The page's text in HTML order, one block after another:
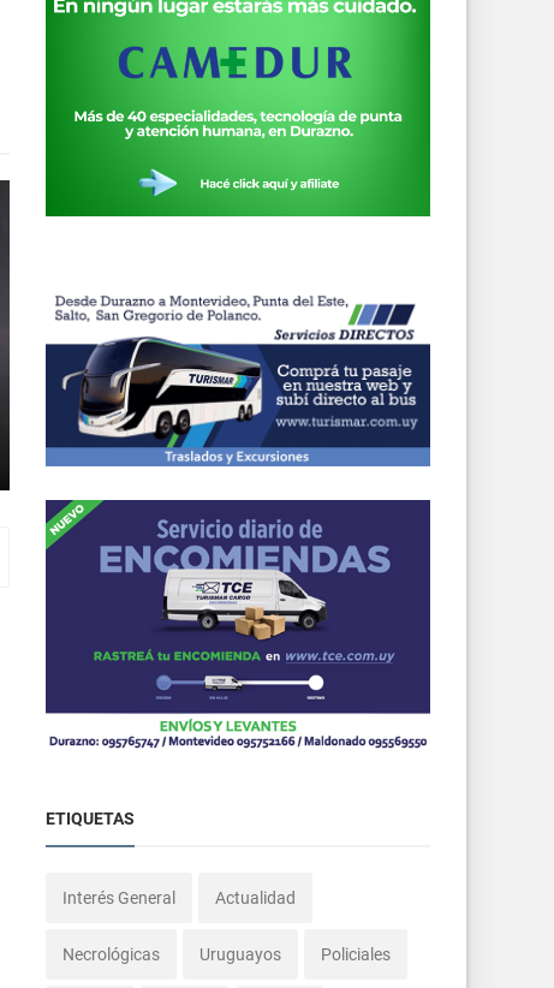
ETIQUETAS
Interés General Actualidad
Necrológicas Uruguayos Policiales